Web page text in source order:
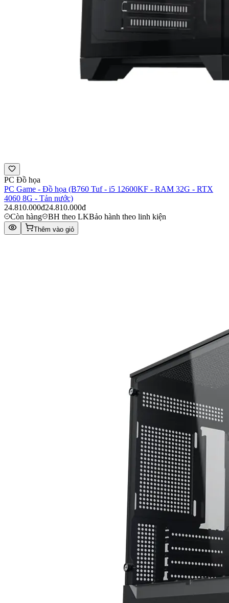
PC Đồ họa
PC Game - Đồ họa (B760 Tuf - i5 12600KF - RAM 32G - RTX
4060 8G - Tản nước)
24.810.000đ24.810.000đ
Còn hàng
BH theo LKBảo hành theo linh kiện
Thêm vào giỏ